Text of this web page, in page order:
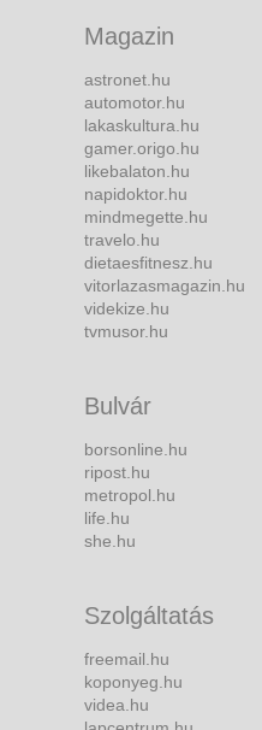
Magazin
astronet.hu
automotor.hu
lakaskultura.hu
gamer.origo.hu
likebalaton.hu
napidoktor.hu
mindmegette.hu
travelo.hu
dietaesfitnesz.hu
vitorlazasmagazin.hu
videkize.hu
tvmusor.hu
Bulvár
borsonline.hu
ripost.hu
metropol.hu
life.hu
she.hu
Szolgáltatás
freemail.hu
koponyeg.hu
videa.hu